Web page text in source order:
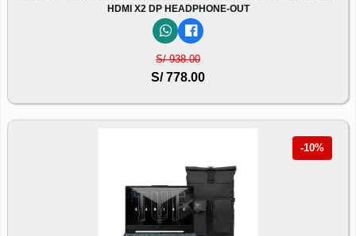
HDMI X2 DP HEADPHONE-OUT
S/ 938.00
S/ 778.00
-10%